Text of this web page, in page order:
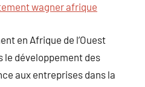
wagner afrique
en Afrique de l’Ouest
le développement des
aux entreprises dans la